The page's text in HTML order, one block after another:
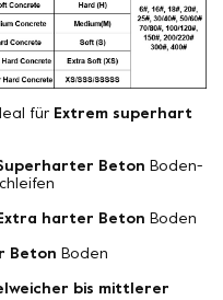
für Extrem superhart
Beton Boden-
harter Beton Boden
Beton Boden
bis mittlerer